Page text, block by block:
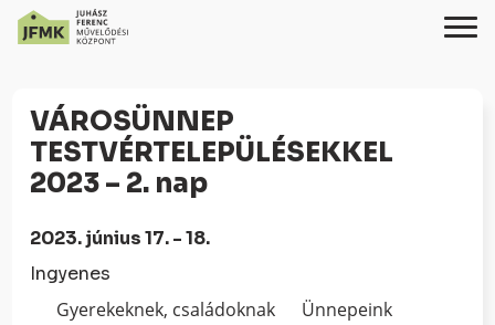
Content
navigációhoz
VÁROSÜNNEP
TESTVÉRTELEPÜLÉSEKKEL
2023 – 2. nap
2023. június 17. - 18.
Ingyenes
Gyerekeknek, családoknak
Ünnepeink